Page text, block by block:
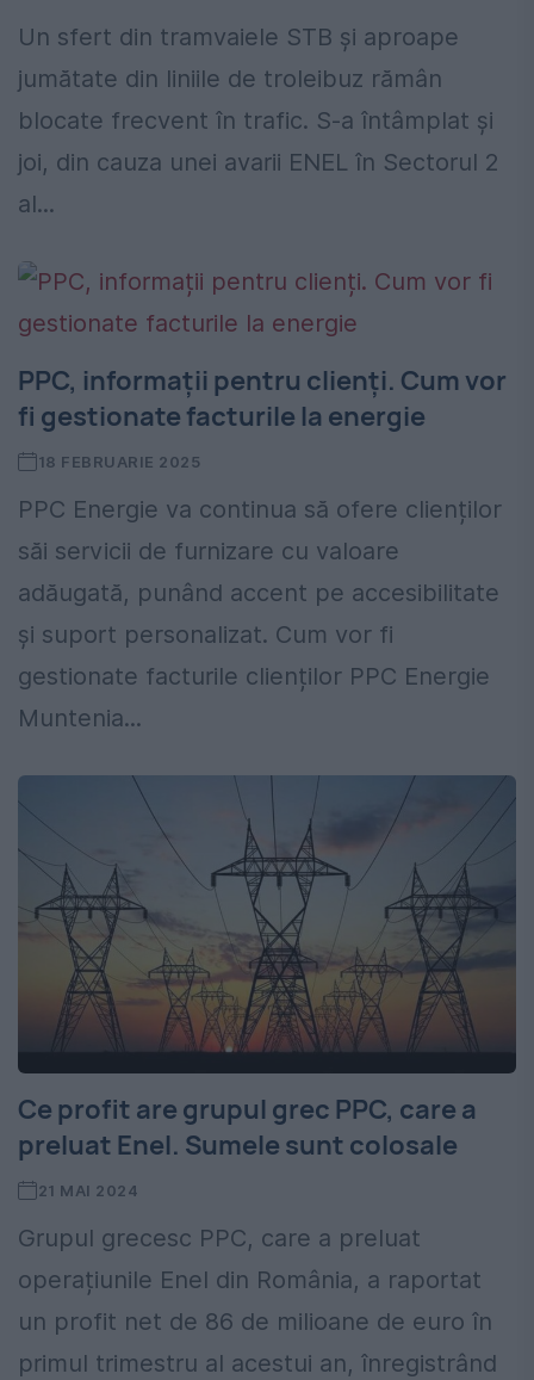
Un sfert din tramvaiele STB și aproape
jumătate din liniile de troleibuz rămân
blocate frecvent în trafic. S-a întâmplat și
joi, din cauza unei avarii ENEL în Sectorul 2
al...
PPC, informații pentru clienți. Cum vor
fi gestionate facturile la energie
18 FEBRUARIE 2025
PPC Energie va continua să ofere clienților
săi servicii de furnizare cu valoare
adăugată, punând accent pe accesibilitate
și suport personalizat. Cum vor fi
gestionate facturile clienților PPC Energie
Muntenia...
Ce profit are grupul grec PPC, care a
preluat Enel. Sumele sunt colosale
21 MAI 2024
Grupul grecesc PPC, care a preluat
operațiunile Enel din România, a raportat
un profit net de 86 de milioane de euro în
primul trimestru al acestui an, înregistrând